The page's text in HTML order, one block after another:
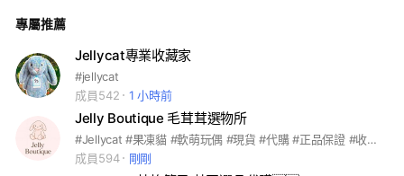
專屬推薦
Jellycat專業收藏家
#jellycat
成員542
1 小時前
Jelly Boutique 毛茸茸選物所
#Jellycat #果凍貓 #軟萌玩偶 #現貨 #代購 #正品保證 #收藏款 #限量款 #可愛小物 #療癒玩偶#三麗鷗#迪士尼#蒙奇奇#owala #Plushie #CuddleToy #SoftToy #CollectiblePlush #LimitedEdition
成員594
剛剛